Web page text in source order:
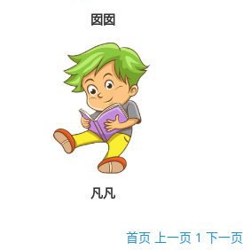
囡囡
凡凡
首页 上一页 1 下一页